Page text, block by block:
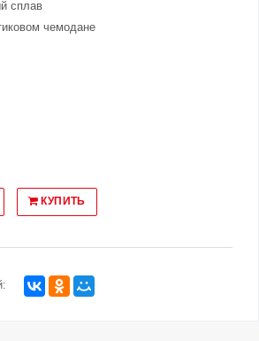
сплав
чемодане
КУПИТЬ